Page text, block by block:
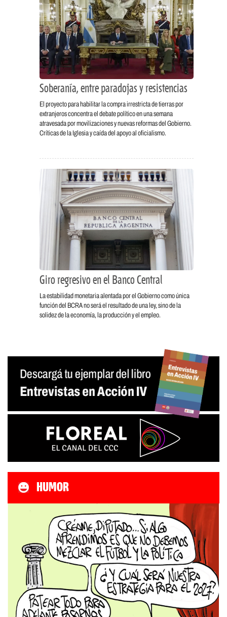
Soberanía, entre paradojas y resistencias
El proyecto para habilitar la compra irrestricta de tierras por
extranjeros concentra el debate político en una semana
atravesada por movilizaciones y nuevas reformas del Gobierno.
Críticas de la Iglesia y caída del apoyo al oficialismo.
Giro regresivo en el Banco Central
La estabilidad monetaria alentada por el Gobierno como única
función del BCRA no será el resultado de una ley, sino de la
solidez de la economía, la producción y el empleo.
HUMOR